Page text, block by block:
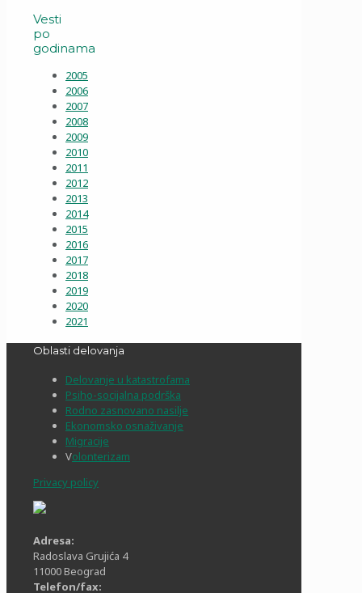
Vesti
po
godinama
2005
2006
2007
2008
2009
2010
2011
2012
2013
2014
2015
2016
2017
2018
2019
2020
2021
Oblasti delovanja
Delovanje u katastrofama
Psiho-socijalna podrška
Rodno zasnovano nasilje
Ekonomsko osnaživanje
Migracije
Volonterizam
Privacy policy
Adresa:
Radoslava Grujića 4
11000 Beograd
Telefon/fax: